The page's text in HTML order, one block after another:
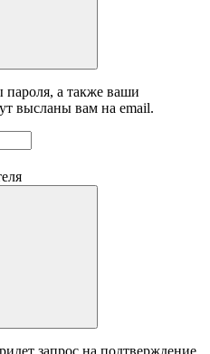
пароля, а также ваши
высланы вам на email.
запрос на подтверждение